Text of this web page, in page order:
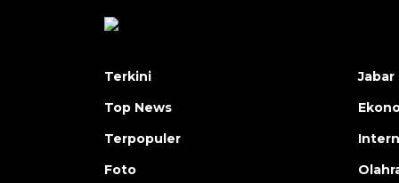
Terkini
Top News
Terpopuler
Foto